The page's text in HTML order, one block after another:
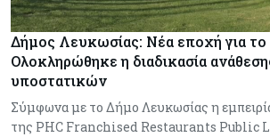
Δήμος Λευκωσίας: Νέα εποχή για
Ολοκληρώθηκε η διαδικασία
υποστατικών
Σύμφωνα με το Δήμο Λευκωσίας η
της PHC Franchised Restaurants Public